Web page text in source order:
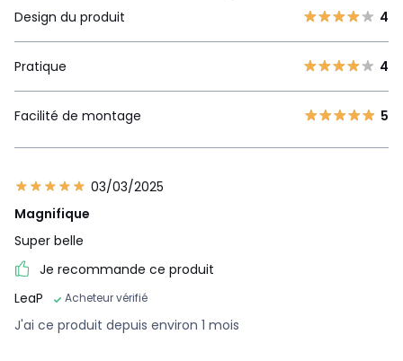
Design du produit
4
Pratique 4
Facilité de montage 5
03/03/2025
Magnifique
Super belle
Je recommande ce produit
LeaP
Acheteur vérifié
J'ai ce produit depuis environ 1 mois